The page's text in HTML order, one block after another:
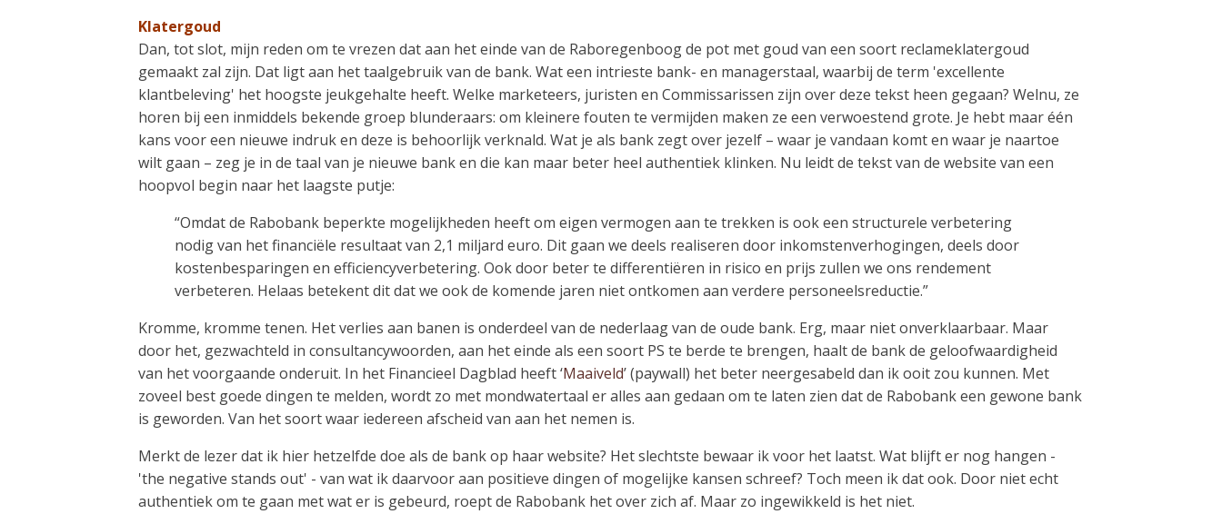
Klatergoud
Dan, tot slot, mijn reden om te vrezen dat aan het einde van de Raboregenboog de pot met goud van een soort reclameklatergoud
gemaakt zal zijn. Dat ligt aan het taalgebruik van de bank. Wat een intrieste bank- en managerstaal, waarbij de term 'excellente
klantbeleving' het hoogste jeukgehalte heeft. Welke marketeers, juristen en Commissarissen zijn over deze tekst heen gegaan? Welnu, ze
horen bij een inmiddels bekende groep blunderaars: om kleinere fouten te vermijden maken ze een verwoestend grote. Je hebt maar één
kans voor een nieuwe indruk en deze is behoorlijk verknald. Wat je als bank zegt over jezelf – waar je vandaan komt en waar je naartoe
wilt gaan – zeg je in de taal van je nieuwe bank en die kan maar beter heel authentiek klinken. Nu leidt de tekst van de website van een
hoopvol begin naar het laagste putje:
“Omdat de Rabobank beperkte mogelijkheden heeft om eigen vermogen aan te trekken is ook een structurele verbetering
nodig van het financiële resultaat van 2,1 miljard euro. Dit gaan we deels realiseren door inkomstenverhogingen, deels door
kostenbesparingen en efficiencyverbetering. Ook door beter te differentiëren in risico en prijs zullen we ons rendement
verbeteren. Helaas betekent dit dat we ook de komende jaren niet ontkomen aan verdere personeelsreductie.”
Kromme, kromme tenen. Het verlies aan banen is onderdeel van de nederlaag van de oude bank. Erg, maar niet onverklaarbaar. Maar
door het, gezwachteld in consultancywoorden, aan het einde als een soort PS te berde te brengen, haalt de bank de geloofwaardigheid
van het voorgaande onderuit. In het Financieel Dagblad heeft ‘Maaiveld’ (paywall) het beter neergesabeld dan ik ooit zou kunnen. Met
zoveel best goede dingen te melden, wordt zo met mondwatertaal er alles aan gedaan om te laten zien dat de Rabobank een gewone bank
is geworden. Van het soort waar iedereen afscheid van aan het nemen is.
Merkt de lezer dat ik hier hetzelfde doe als de bank op haar website? Het slechtste bewaar ik voor het laatst. Wat blijft er nog hangen -
'the negative stands out' - van wat ik daarvoor aan positieve dingen of mogelijke kansen schreef? Toch meen ik dat ook. Door niet echt
authentiek om te gaan met wat er is gebeurd, roept de Rabobank het over zich af. Maar zo ingewikkeld is het niet.